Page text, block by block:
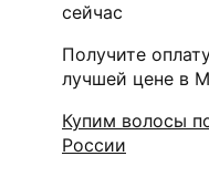
сейчас
Получите
лучшей цене в
Купим волосы
России